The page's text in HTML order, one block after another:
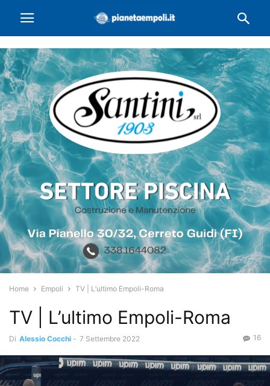
Home Empoli TV | L’ultimo Empoli-Roma
TV | L’ultimo Empoli-Roma
Di Alessio Cocchi - 7 Settembre 2022 16